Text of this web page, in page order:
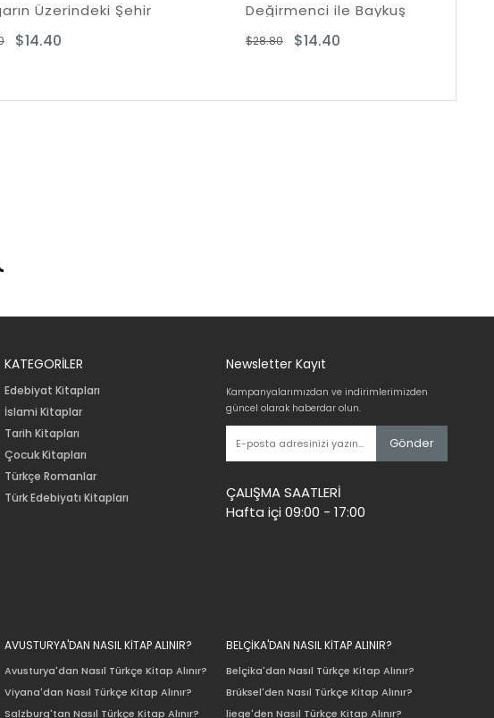
Şehir Değirmenci ile Baykuş
$14.40
KATEGORİLER
Edebiyat Kitapları
İslami Kitaplar
Tarih Kitapları
Çocuk Kitapları
Türkçe Romanlar
Türk Edebiyatı Kitapları
Newsletter Kayıt
Kampanyalarımızdan ve indirimlerimizden
güncel olarak haberdar olun.
Gönder
ÇALIŞMA SAATLERİ
Hafta içi 09:00 - 17:00
AVUSTURYA'DAN NASIL KİTAP ALINIR?
Avusturya'dan Nasıl Türkçe Kitap Alınır?
Viyana'dan Nasıl Türkçe Kitap Alınır?
Salzburg'tan Nasıl Türkçe Kitap Alınır?
BELÇİKA'DAN NASIL KİTAP ALINIR?
Belçika'dan Nasıl Türkçe Kitap Alınır?
Brüksel'den Nasıl Türkçe Kitap Alınır?
liege'den Nasıl Türkçe Kitap Alınır?